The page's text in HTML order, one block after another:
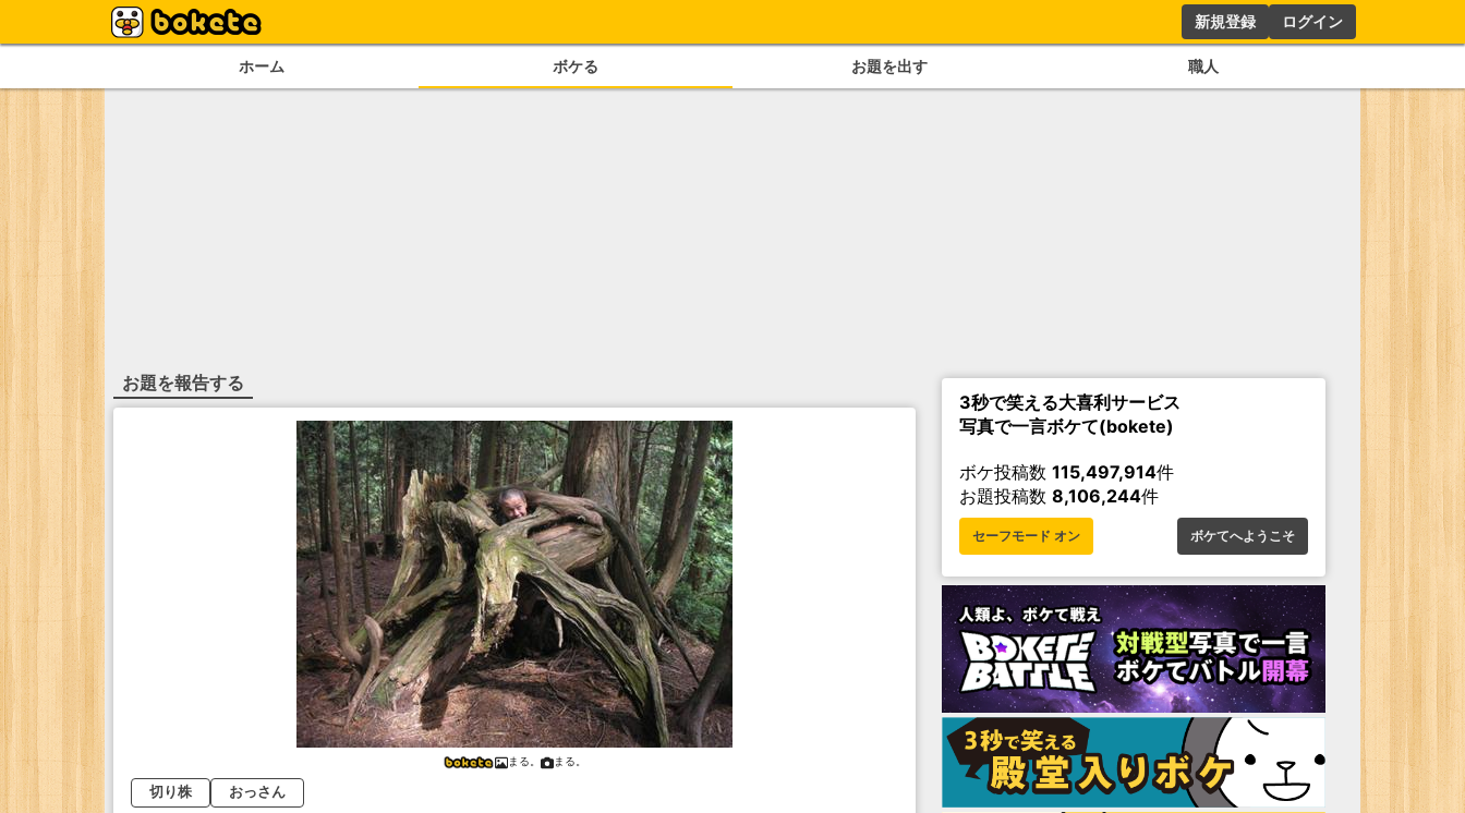
新規登録 ログイン
ホーム ボケる お題を出す 職人
お題を報告する
まる。 まる。
切り株 おっさん
3秒で笑える大喜利サービス
写真で一言ボケて(bokete)
ボケ投稿数 115,497,914件
お題投稿数 8,106,244件
セーフモード オン ボケてへようこそ